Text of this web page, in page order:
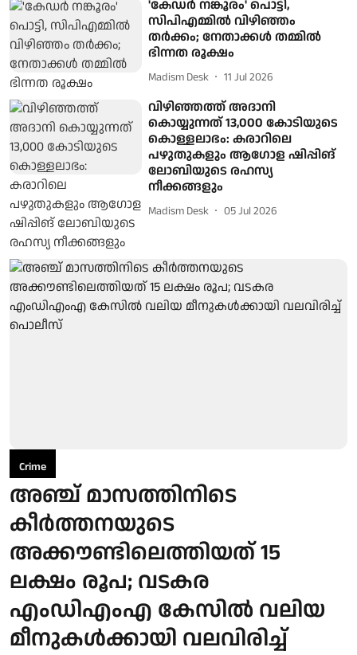
'കേഡർ നങ്കൂരം' പൊട്ടി,
സിപിഎമ്മില്‍ വിഴിഞ്ഞം
തര്‍ക്കം; നേതാക്കള്‍ തമ്മില്‍
ഭിന്നത രൂക്ഷം
Madism Desk 11 Jul 2026
വിഴിഞ്ഞത്ത് അദാനി
കൊയ്യുന്നത് 13,000 കോടിയുടെ
കൊള്ളലാഭം: കരാറിലെ
പഴുതുകളും ആഗോള ഷിപ്പിങ്
ലോബിയുടെ രഹസ്യ
നീക്കങ്ങളും
Madism Desk 05 Jul 2026
Crime
അഞ്ച് മാസത്തിനിടെ
കീര്‍ത്തനയുടെ
അക്കൗണ്ടിലെത്തിയത് 15
ലക്ഷം രൂപ; വടകര
എംഡിഎംഎ കേസിൽ വലിയ
മീനുകൾക്കായി വലവിരിച്ച്